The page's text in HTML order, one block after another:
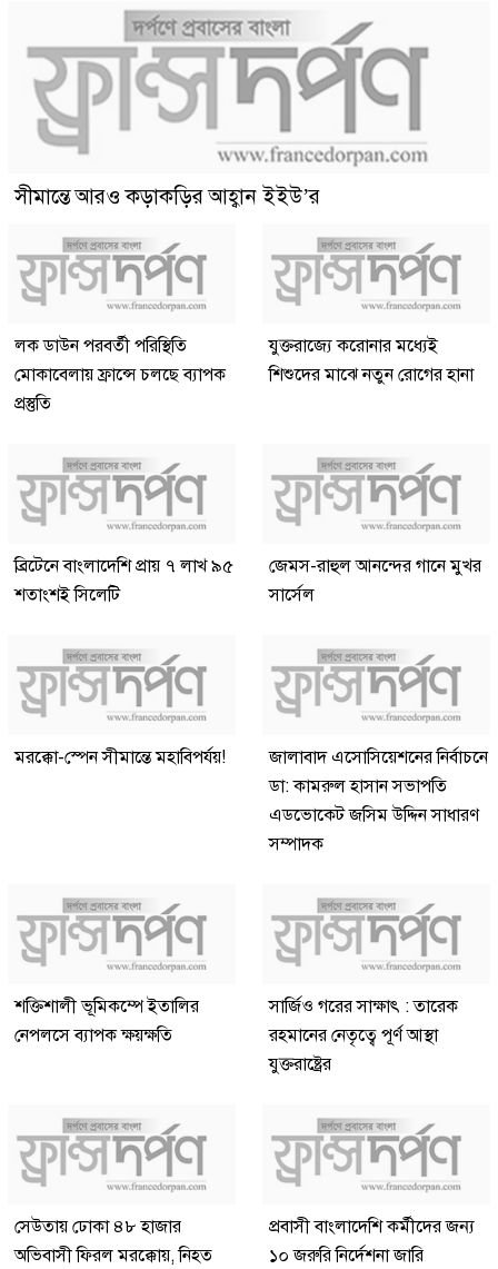
সীমান্তে আরও কড়াকড়ির আহ্বান ইইউ’র
লক ডাউন পরবর্তী পরিস্থিতি
মোকাবেলায় ফ্রান্সে চলছে ব্যাপক
প্রস্তুতি
যুক্তরাজ্যে করোনার মধ্যেই
শিশুদের মাঝে নতুন রোগের হানা
ব্রিটেনে বাংলাদেশি প্রায় ৭ লাখ ৯৫
শতাংশই সিলেটি
জেমস-রাহুল আনন্দের গানে মুখর
সার্সেল
মরক্কো-স্পেন সীমান্তে মহাবিপর্যয়!
জালাবাদ এসোসিয়েশনের নির্বাচনে
ডা: কামরুল হাসান সভাপতি
এডভোকেট জসিম উদ্দিন সাধারণ
সম্পাদক
শক্তিশালী ভূমিকম্পে ইতালির
নেপলসে ব্যাপক ক্ষয়ক্ষতি
সার্জিও গরের সাক্ষাৎ : তারেক
রহমানের নেতৃত্বে পূর্ণ আস্থা
যুক্তরাষ্ট্রের
সেউতায় ঢোকা ৪৮ হাজার
অভিবাসী ফিরল মরক্কোয়, নিহত
প্রবাসী বাংলাদেশি কর্মীদের জন্য
১০ জরুরি নির্দেশনা জারি